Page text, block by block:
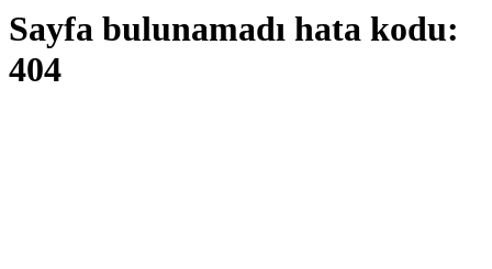
Sayfa bulunamadı hata kodu:
404